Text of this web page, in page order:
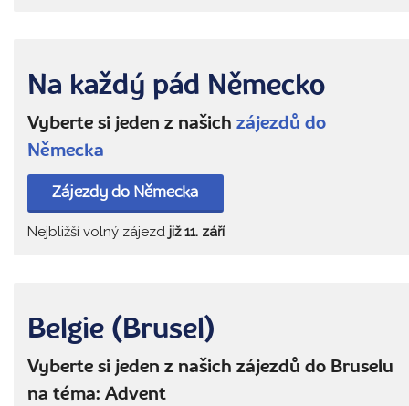
Na každý pád Německo
Vyberte si jeden z našich zájezdů do
Německa
Zájezdy do Německa
Nejbližší volný zájezd již 11. září
Belgie (Brusel)
Vyberte si jeden z našich zájezdů do Bruselu
na téma: Advent